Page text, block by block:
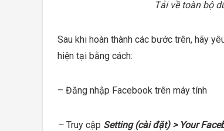
Tải về toàn bộ
Sau khi hoàn thành các bước trên, hãy
hiện tại bằng cách:
– Đăng nhập Facebook trên máy tính
– Truy cập Setting (cài đặt) > Your